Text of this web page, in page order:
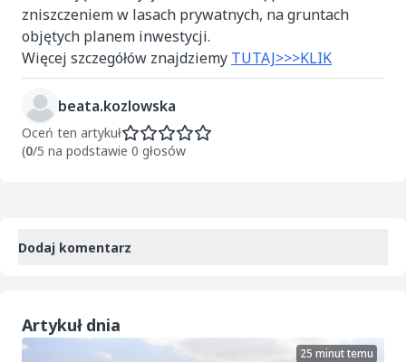
zniszczeniem w lasach prywatnych, na gruntach
objętych planem inwestycji.
Więcej szczegółów znajdziemy TUTAJ>>>KLIK
beata.kozlowska
Oceń ten artykuł
(0/5 na podstawie 0 głosów
Dodaj komentarz
Artykuł dnia
25 minut temu